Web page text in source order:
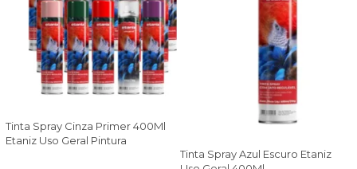
Tinta Spray Cinza Primer 400Ml
Etaniz Uso Geral Pintura
Tinta Spray Azul Escuro Etaniz